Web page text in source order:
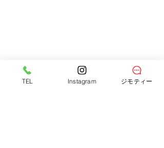
TEL Instagram ジモティー